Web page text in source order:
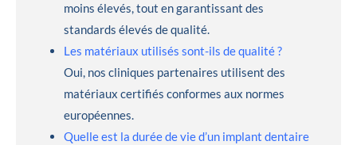
moins élevés, tout en garantissant des
standards élevés de qualité.
Les matériaux utilisés sont-ils de qualité ?
Oui, nos cliniques partenaires utilisent des
matériaux certifiés conformes aux normes
européennes.
Quelle est la durée de vie d’un implant dentaire